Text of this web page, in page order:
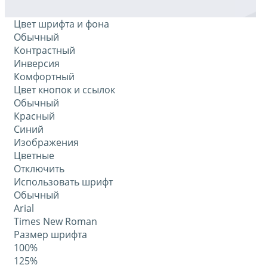
Цвет шрифта и фона
Обычный
Контрастный
Инверсия
Комфортный
Цвет кнопок и ссылок
Обычный
Красный
Синий
Изображения
Цветные
Отключить
Использовать шрифт
Обычный
Arial
Times New Roman
Размер шрифта
100%
125%